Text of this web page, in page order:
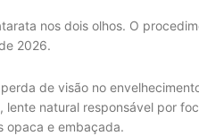
nos dois olhos. O
2026.
de visão no
natural responsável por
opaca e embaçada.